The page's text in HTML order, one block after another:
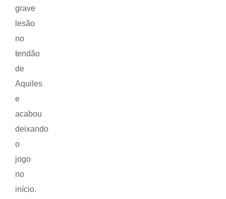
grave
lesão
no
tendão
de
Aquiles
e
acabou
deixando
o
jogo
no
início.